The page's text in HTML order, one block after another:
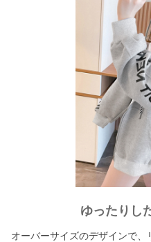
ゆったりし
オーバーサイズのデザインで